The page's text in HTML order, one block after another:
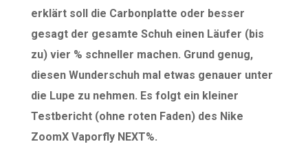
erklärt soll die Carbonplatte oder besser
gesagt der gesamte Schuh einen Läufer (bis
zu) vier % schneller machen. Grund genug,
diesen Wunderschuh mal etwas genauer unter
die Lupe zu nehmen. Es folgt ein kleiner
Testbericht (ohne roten Faden) des Nike
ZoomX Vaporfly NEXT%.